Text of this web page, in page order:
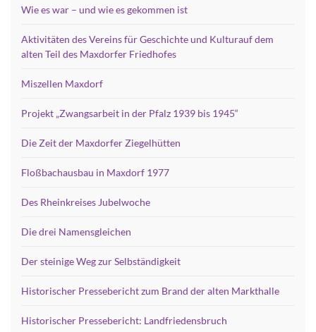
Wie es war – und wie es gekommen ist
Aktivitäten des Vereins für Geschichte und Kulturauf dem
alten Teil des Maxdorfer Friedhofes
Miszellen Maxdorf
Projekt „Zwangsarbeit in der Pfalz 1939 bis 1945“
Die Zeit der Maxdorfer Ziegelhütten
Floßbachausbau in Maxdorf 1977
Des Rheinkreises Jubelwoche
Die drei Namensgleichen
Der steinige Weg zur Selbständigkeit
Historischer Pressebericht zum Brand der alten Markthalle
Historischer Pressebericht: Landfriedensbruch